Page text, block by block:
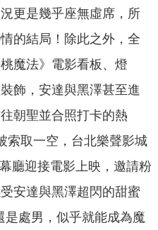
更是幾乎座無虛席，所
的結局！除此之外，全
魔法》電影看板、燈
飾，安達與黑澤甚至進
朝聖並合照打卡的熱
索取一空，台北樂聲影城
廳迎接電影上映，邀請粉
安達與黑澤超閃的甜蜜
是處男，似乎就能成為魔